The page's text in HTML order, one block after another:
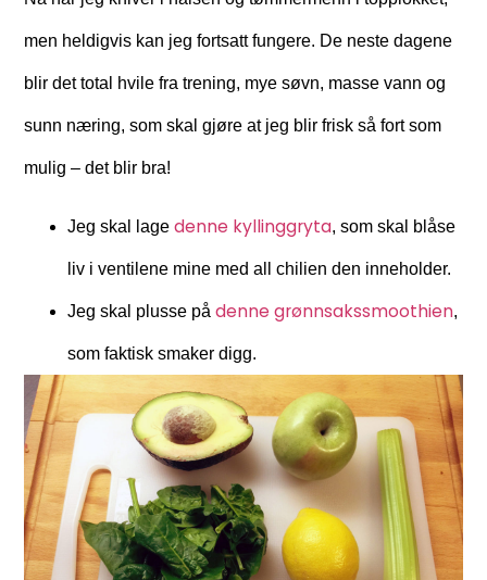
men heldigvis kan jeg fortsatt fungere. De neste dagene
blir det total hvile fra trening, mye søvn, masse vann og
sunn næring, som skal gjøre at jeg blir frisk så fort som
mulig – det blir bra!
Jeg skal lagedenne kyllinggryta, som skal blåse
liv i ventilene mine med all chilien den inneholder.
Jeg skal plusse pådenne grønnsakssmoothien,
som faktisk smaker digg.